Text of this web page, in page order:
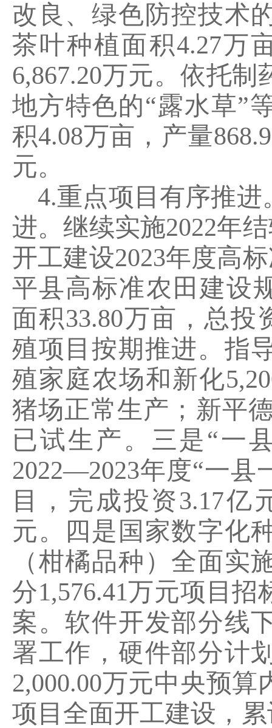
改良、绿色防控技术
茶叶种植面积4.27万
6,867.20万元。依托制
地方特色的“露水草”
积4.08万亩，产量868.9
元。
4.重点项目有序推
进。继续实施2022年
开工建设2023年度高
平县高标准农田建设
面积33.80万亩，总投
殖项目按期推进。指
殖家庭农场和新化
猪场正常生产；新平
已试生产。三是“一
2022—2023年度“一县
目，完成投资3.17亿
元。四是国家数字化
（柑橘品种）全面实
分1,576.41万元项目招
案。软件开发部分线
署工作，硬件部分计
2,000.00万元中央预算
项目全面开工建设，